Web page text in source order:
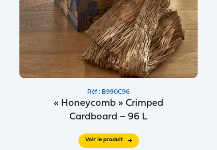
Réf : B990C96
« Honeycomb » Crimped
Cardboard – 96 L
Voir le produit